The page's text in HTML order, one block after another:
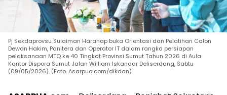
Pj Sekdaprovsu Sulaiman Harahap buka Orientasi dan Pelatihan Calon
Dewan Hakim, Panitera dan Operator IT dalam rangka persiapan
pelaksanaan MTQ ke 40 Tingkat Provinsi Sumut Tahun 2026 di Aula
Kantor Dispora Sumut Jalan William Iskandar Deliserdang, Sabtu
(09/05/2026). (Foto. Asarpua.com/dikdan)